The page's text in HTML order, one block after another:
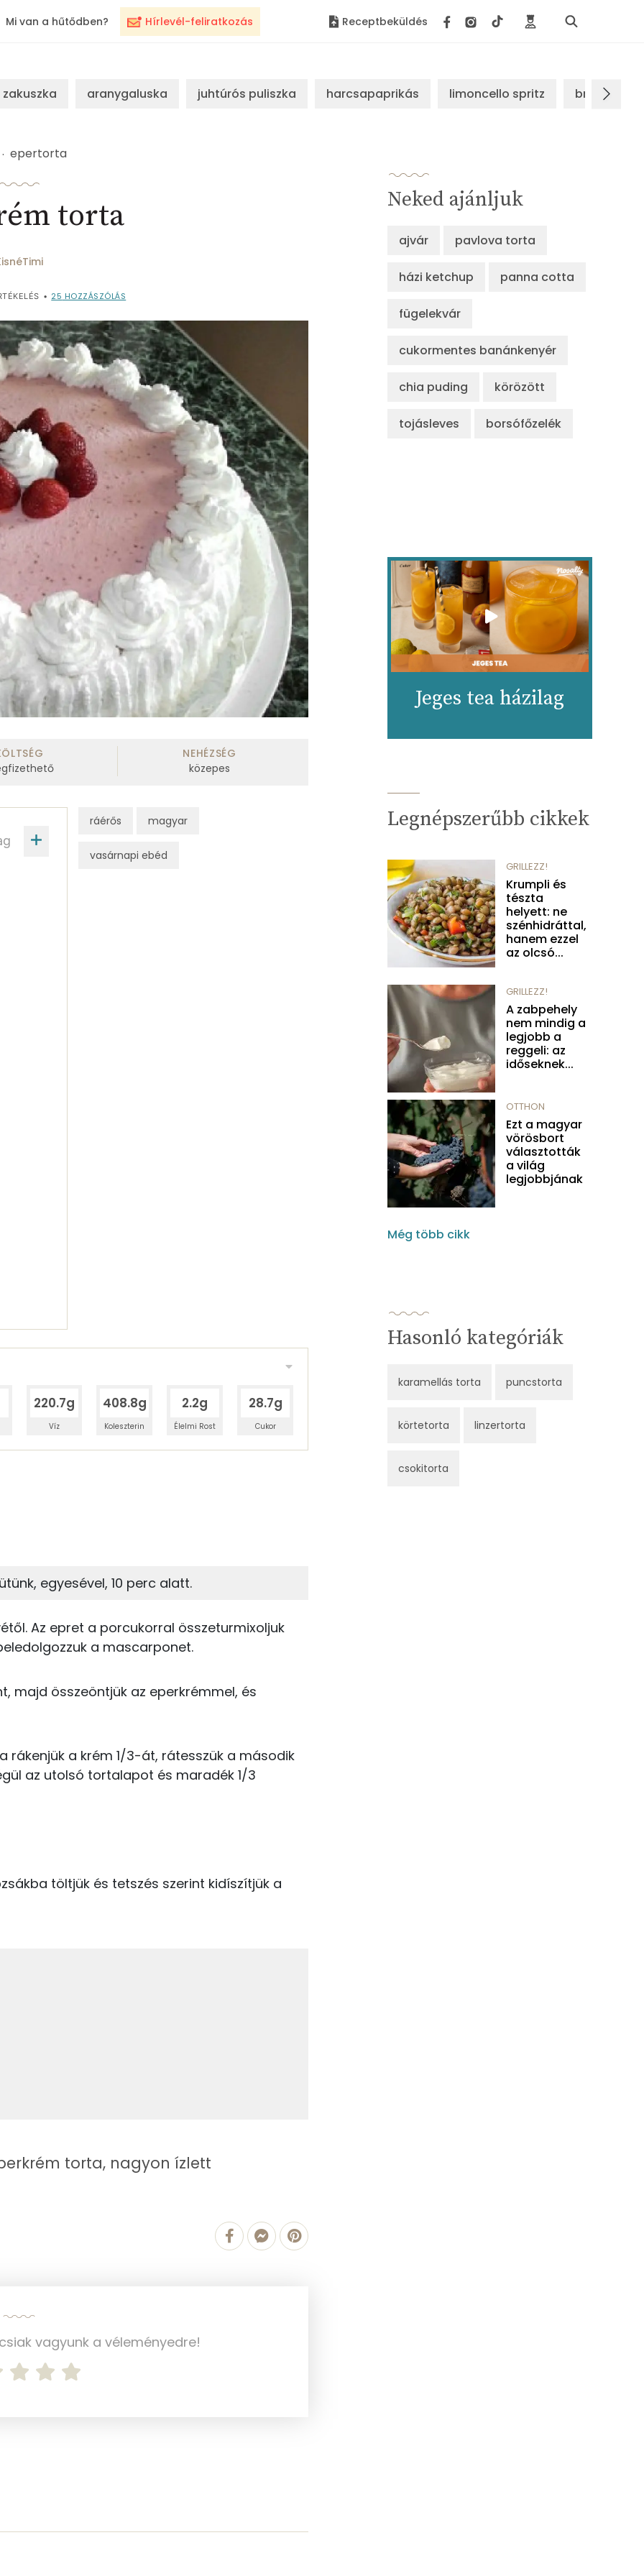
Hírlevél-feliratkozás
Mi van a hűtődben? Receptbeküldés
zakuszka aranygaluska juhtúrós puliszka harcsapaprikás limoncello spritz brassói
epertorta
torta
• 25 HOZZÁSZÓLÁS
NEHÉZSÉG
közepes
ráérős magyar
vasárnapi ebéd
220.7g
Víz
408.8g
Koleszterin
2.2g
Élelmi Rost
28.7g
Cukor
58 kcal
0 kcal
0 kcal
23 kcal
Zsír
Víz
TOP vitaminok
Kolin:
C vitamin:
Niacin - B3 vitamin:
17.6 g
31 mg
egyesével, 10 perc alatt.
Az epret a porcukorral összeturmixoljuk
a mascarponet.
majd összeöntjük az eperkrémmel, és
rákenjük a krém 1/3-át, rátesszük a második
az utolsó tortalapot és maradék 1/3
töltjük és tetszés szerint kidíszítjük a
torta, nagyon ízlett
vagyunk a véleményedre!
Neked ajánljuk
ajvár pavlova torta
házi ketchup panna cotta
fügelekvár
cukormentes banánkenyér
chia puding körözött
tojásleves borsófőzelék
Jeges tea házilag
Legnépszerűbb cikkek
GRILLEZZ!
Krumpli és
tészta
helyett: ne
szénhidráttal,
hanem ezzel
az olcsó...
GRILLEZZ!
A zabpehely
nem mindig a
legjobb a
reggeli: az
időseknek...
OTTHON
Ezt a magyar
vörösbort
választották
a világ
legjobbjának
Még több cikk
Hasonló kategóriák
karamellás torta puncstorta
körtetorta linzertorta
csokitorta